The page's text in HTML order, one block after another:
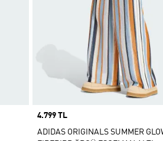
Price
4.799 TL
ADIDAS ORIGINALS SUMMER